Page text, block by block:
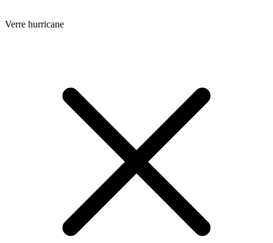
Verre hurricane